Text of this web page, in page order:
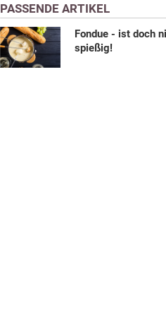
PASSENDE ARTIKEL
Fondue - ist doch
spießig!